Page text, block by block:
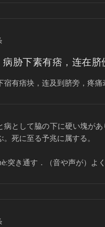
病胁下素有痞，连在脐
宿有痞块，连及到脐旁，疼
病として脇の下に硬い塊が
。死に至る予兆に属する。
突き通す．（音や声が）よ